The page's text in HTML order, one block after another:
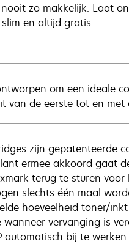
zo makkelijk. Laat
en altijd gratis.
om een ideale
van de eerste tot en met
zijn gepatenteerde
ermee akkoord gaat
terug te sturen
slechts één maal
hoeveelheid toner/
vervanging is
bij te